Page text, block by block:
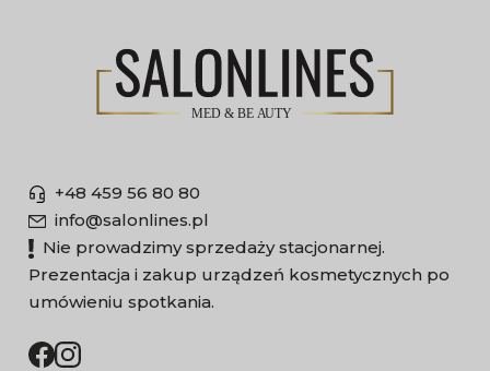
+48 459 56 80 80
info@salonlines.pl
Nie prowadzimy sprzedaży stacjonarnej.
Prezentacja i zakup urządzeń kosmetycznych po
umówieniu spotkania.